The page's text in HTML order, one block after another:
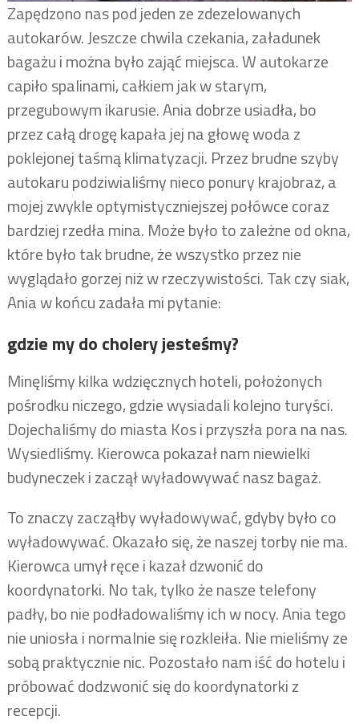
Zapędzono nas pod jeden ze zdezelowanych
autokarów. Jeszcze chwila czekania, załadunek
bagażu i można było zająć miejsca. W autokarze
capiło spalinami, całkiem jak w starym,
przegubowym ikarusie. Ania dobrze usiadła, bo
przez całą drogę kapała jej na głowę woda z
poklejonej taśmą klimatyzacji. Przez brudne szyby
autokaru podziwialiśmy nieco ponury krajobraz, a
mojej zwykle optymistyczniejszej połówce coraz
bardziej rzedła mina. Może było to zależne od okna,
które było tak brudne, że wszystko przez nie
wyglądało gorzej niż w rzeczywistości. Tak czy siak,
Ania w końcu zadała mi pytanie:
gdzie my do cholery jesteśmy?
Minęliśmy kilka wdzięcznych hoteli, położonych
pośrodku niczego, gdzie wysiadali kolejno turyści.
Dojechaliśmy do miasta Kos i przyszła pora na nas.
Wysiedliśmy. Kierowca pokazał nam niewielki
budyneczek i zaczął wyładowywać nasz bagaż.
To znaczy zacząłby wyładowywać, gdyby było co
wyładowywać. Okazało się, że naszej torby nie ma.
Kierowca umył ręce i kazał dzwonić do
koordynatorki. No tak, tylko że nasze telefony
padły, bo nie podładowaliśmy ich w nocy. Ania tego
nie uniosła i normalnie się rozkleiła. Nie mieliśmy ze
sobą praktycznie nic. Pozostało nam iść do hotelu i
próbować dodzwonić się do koordynatorki z
recepcji.